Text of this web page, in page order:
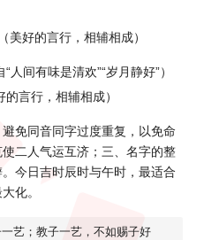
美好的言行，相辅相成）
“人间有味是清欢”“岁月静好”）
的言行，相辅相成）
免同音同字过度重复，以免命
二人气运互济；三、名字的整
今日吉时辰时与午时，最适合
化。
艺；教子一艺，不如赐子好